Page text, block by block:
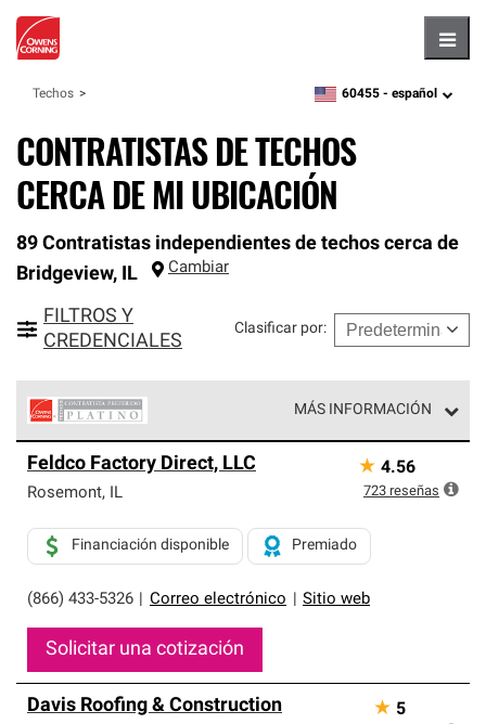
Techos zipcode,language
60455 - español
CONTRATISTAS DE TECHOS
CERCA DE MI UBICACIÓN
89 Contratistas independientes de techos cerca de
Bridgeview, IL Cambiar
FILTROS Y
CREDENCIALES
Clasificar por:
MÁS INFORMACIÓN
Corning constituyen el nivel superior de nuestra red
exclusiva y cumplen con estándares estrictos de
Solo ellos pueden ofrecer nuestra mejor garantía de
sistemas de techos.
Feldco Factory Direct, LLC
Rosemont, IL
(866) 433-5326 Correo electrónico Sitio web
Financiación disponible Premiado
Solicitar una cotización
★ 4.56
723 reseñas
Davis Roofing & Construction ★ 5